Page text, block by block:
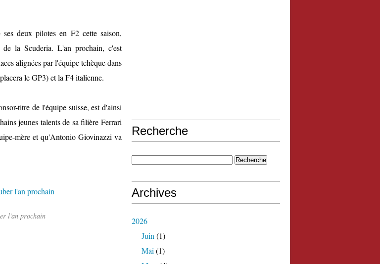
deux pilotes en F2 cette saison,
la Scuderia. L'an prochain, c'est
alignées par l'équipe tchèque dans
le GP3) et la F4 italienne.
titre de l'équipe suisse, est d'ainsi
jeunes talents de sa filière Ferrari
mère et qu'Antonio Giovinazzi va
l'an prochain
Recherche
Archives
2026
Juin (1)
Mai (1)